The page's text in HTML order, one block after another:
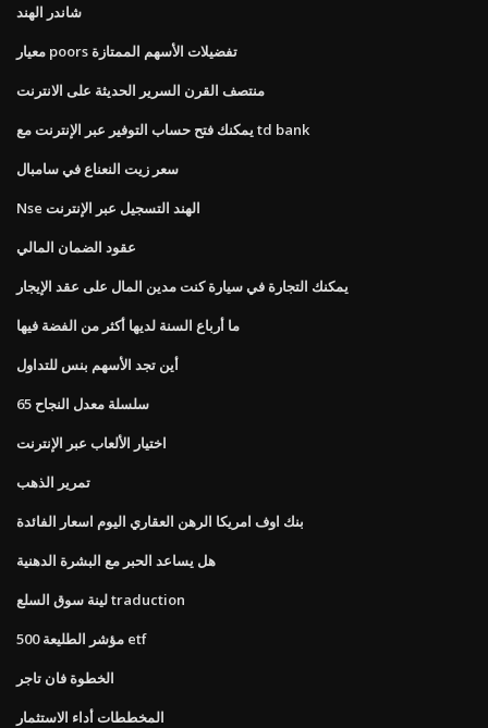
شاندر الهند
معيار poors تفضيلات الأسهم الممتازة
منتصف القرن السرير الحديثة على الانترنت
يمكنك فتح حساب التوفير عبر الإنترنت مع td bank
سعر زيت النعناع في سامبال
Nse الهند التسجيل عبر الإنترنت
عقود الضمان المالي
يمكنك التجارة في سيارة كنت مدين المال على عقد الإيجار
ما أرباع السنة لديها أكثر من الفضة فيها
أين تجد الأسهم بنس للتداول
سلسلة معدل النجاح 65
اختيار الألعاب عبر الإنترنت
تمرير الذهب
بنك اوف امريكا الرهن العقاري اليوم اسعار الفائدة
هل يساعد الحبر مع البشرة الدهنية
لينة سوق السلع traduction
مؤشر الطليعة 500 etf
الخطوة فان تاجر
المخططات أداء الاستثمار